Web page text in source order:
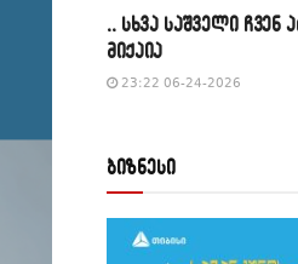
,, სხვა საშველი ჩვენ
მიქაია
23:22 06-24-2026
ბიზნესი